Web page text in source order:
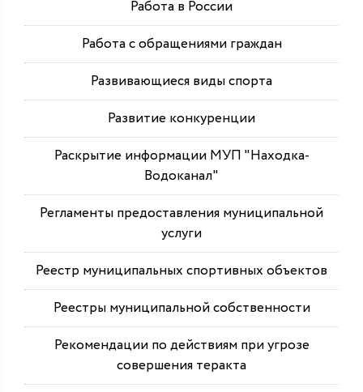
Работа в России
Работа с обращениями граждан
Развивающиеся виды спорта
Развитие конкуренции
Раскрытие информации МУП "Находка-
Водоканал"
Регламенты предоставления муниципальной
услуги
Реестр муниципальных спортивных объектов
Реестры муниципальной собственности
Рекомендации по действиям при угрозе
совершения теракта